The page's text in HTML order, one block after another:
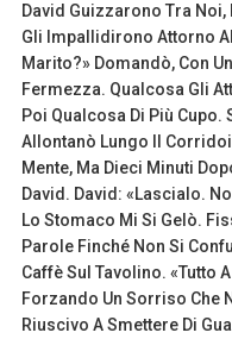
David Guizzarono Tra
Gli Impallidirono Attorno
Marito?» Domandò, Con
Fermezza. Qualcosa Gli
Poi Qualcosa Di Più Cupo.
Allontanò Lungo Il
Mente, Ma Dieci Minuti
David. David: «Lascialo.
Lo Stomaco Mi Si Gelò.
Parole Finché Non Si
Caffè Sul Tavolino. «Tutto
Forzando Un Sorriso Che
Riuscivo A Smettere Di